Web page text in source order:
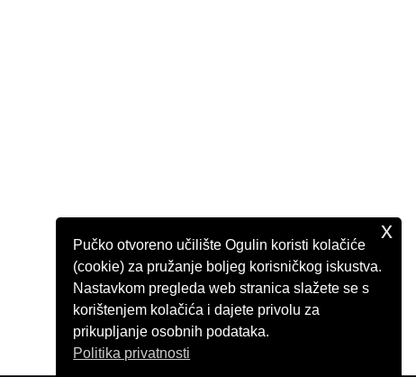
Pučko otvoreno učilište Ogulin koristi kolačiće
(cookie) za pružanje boljeg korisničkog iskustva.
Nastavkom pregleda web stranica slažete se s
korištenjem kolačića i dajete privolu za
prikupljanje osobnih podataka.
Politika privatnosti
x